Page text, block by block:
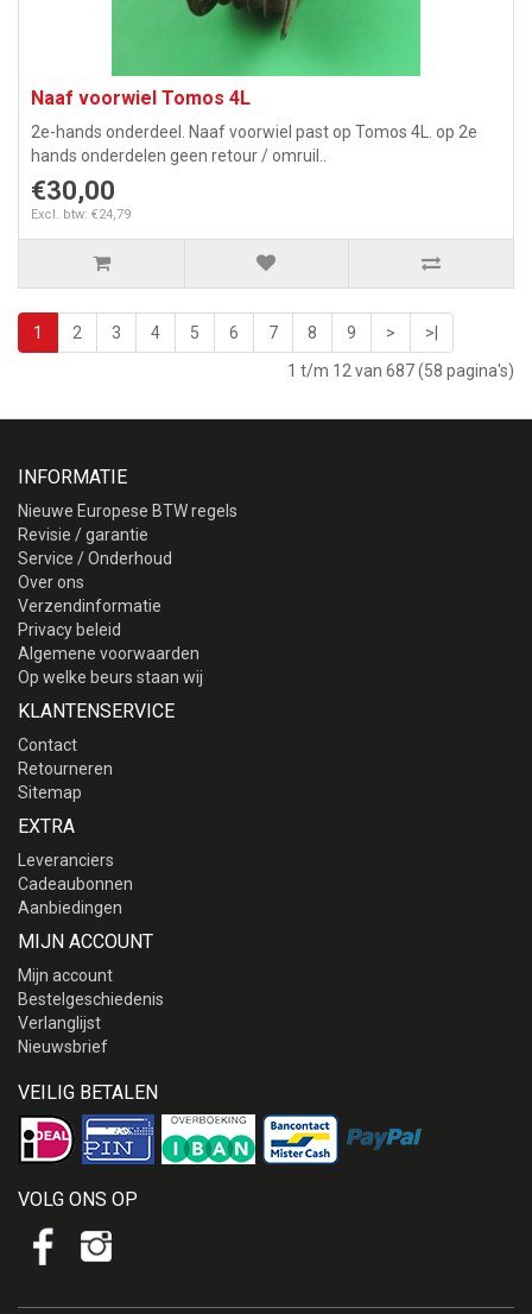
Naaf voorwiel Tomos 4L
2e-hands onderdeel. Naaf voorwiel past op Tomos 4L. op 2e
hands onderdelen geen retour / omruil..
€30,00
Excl. btw: €24,79
1 2 3 4 5 6 7 8 9 >
>|
1 t/m 12 van 687 (58 pagina's)
INFORMATIE
Nieuwe Europese BTW regels
Revisie / garantie
Service / Onderhoud
Over ons
Verzendinformatie
Privacy beleid
Algemene voorwaarden
Op welke beurs staan wij
KLANTENSERVICE
Contact
Retourneren
Sitemap
EXTRA
Leveranciers
Cadeaubonnen
Aanbiedingen
MIJN ACCOUNT
Mijn account
Bestelgeschiedenis
Verlanglijst
Nieuwsbrief
VEILIG BETALEN
VOLG ONS OP